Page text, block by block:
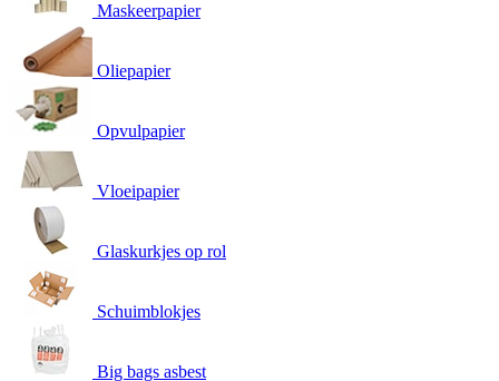
Maskeerpapier
Oliepapier
Opvulpapier
Vloeipapier
Glaskurkjes op rol
Schuimblokjes
Big bags asbest